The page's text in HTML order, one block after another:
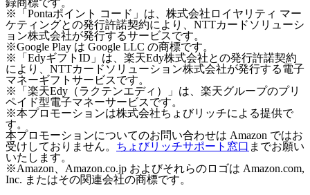
録商標です。
※「Pontaポイント コード」は、株式会社ロイヤリティ マー
ケティングとの発行許諾契約により、NTTカードソリューシ
ョン株式会社が発行するサービスです。
※Google Play は Google LLC の商標です。
※「EdyギフトID」は、楽天Edy株式会社との発行許諾契約
により、NTTカードソリューション株式会社が発行する電子
マネーギフトサービスです。
※「楽天Edy（ラクテンエディ）」は、楽天グループのプリ
ペイド型電子マネーサービスです。
※本プロモーションは株式会社ちょびリッチによる提供で
す。
本プロモーションについてのお問い合わせは Amazon ではお
受けしておりません。 ちょびリッチサポート窓口 までお願い
いたします。
※Amazon、Amazon.co.jp およびそれらのロゴは Amazon.com,
Inc. またはその関連会社の商標です。